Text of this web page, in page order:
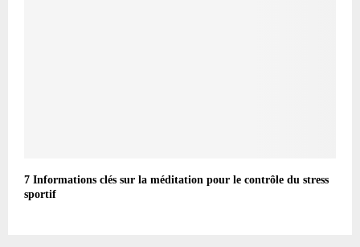
7 Informations clés sur la méditation pour le contrôle du stress
sportif